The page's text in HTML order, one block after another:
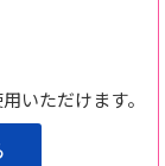
いただけます。